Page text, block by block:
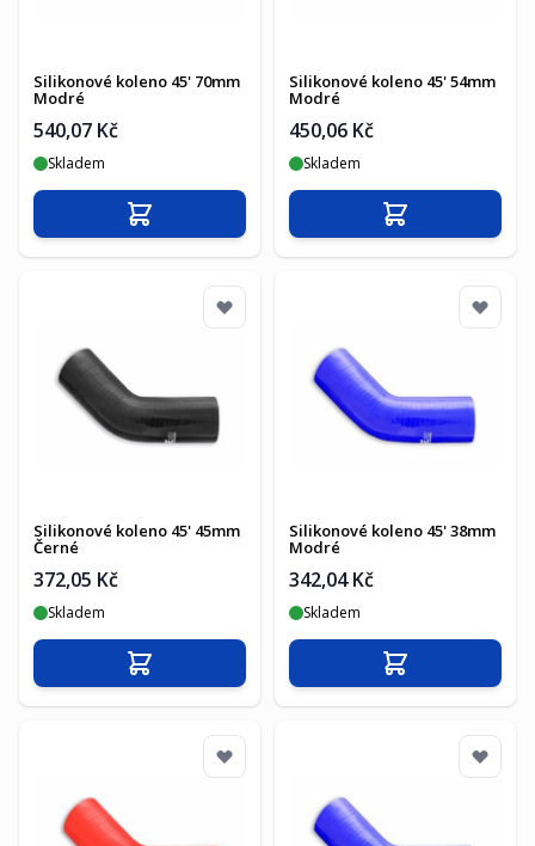
Silikonové koleno 45' 70mm
Modré
540,07 Kč
Skladem
Přidat do košíku
Silikonové koleno 45' 54mm
Modré
450,06 Kč
Skladem
Přidat do košíku
Silikonové koleno 45' 45mm
Černé
372,05 Kč
Skladem
Přidat do košíku
Silikonové koleno 45' 38mm
Modré
342,04 Kč
Skladem
Přidat do košíku